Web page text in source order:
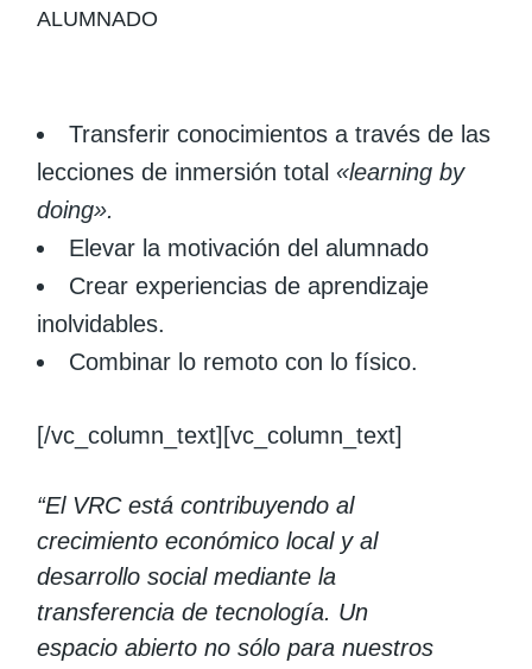
ALUMNADO
Transferir conocimientos a través de las
lecciones de inmersión total«learning by
doing».
Elevar la motivación del alumnado
Crear experiencias de aprendizaje
inolvidables.
Combinar lo remoto con lo físico.
[/vc_column_text][vc_column_text]
“El VRC está contribuyendo al
crecimiento económico local y al
desarrollo social mediante la
transferencia de tecnología. Un
espacio abierto no sólo para nuestros